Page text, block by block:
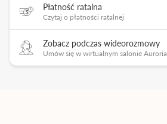
Płatność ratalna
Czytaj o płatności ratalnej
Zobacz podczas wideorozmowy
Umów się w wirtualnym salonie Auroria